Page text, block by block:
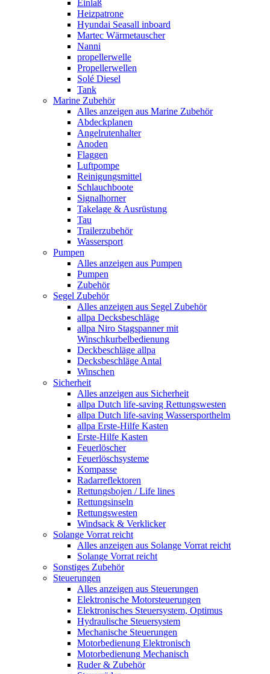
Einlaß
Heizpatrone
Hyundai Seasall inboard
Martec Wärmetauscher
Nanni
propellerwelle
Propellerwellen
Solé Diesel
Tank
Marine Zubehör
Alles anzeigen aus Marine Zubehör
Abdeckplanen
Angelrutenhalter
Anoden
Flaggen
Luftpompe
Reinigungsmittel
Schlauchboote
Signalhorner
Takelage & Ausrüstung
Tau
Trailerzubehör
Wassersport
Pumpen
Alles anzeigen aus Pumpen
Pumpen
Zubehör
Segel Zubehör
Alles anzeigen aus Segel Zubehör
allpa Decksbeschläge
allpa Niro Stagspanner mit
Winschkurbelbedienung
Deckbeschläge allpa
Decksbeschläge Antal
Winschen
Sicherheit
Alles anzeigen aus Sicherheit
allpa Dutch life-saving Rettungswesten
allpa Dutch life-saving Wassersporthelm
allpa Erste-Hilfe Kasten
Erste-Hilfe Kasten
Feuerlöscher
Feuerlöschsysteme
Kompasse
Radarreflektoren
Rettungsbojen / Life lines
Rettungsinseln
Rettungswesten
Windsack & Verklicker
Solange Vorrat reicht
Alles anzeigen aus Solange Vorrat reicht
Solange Vorrat reicht
Sonstiges Zubehör
Steuerungen
Alles anzeigen aus Steuerungen
Elektronische Motorsteuerungen
Elektronisches Steuersystem, Optimus
Hydraulische Steuersystem
Mechanische Steuerungen
Motorbedienung Elektronisch
Motorbedienung Mechanisch
Ruder & Zubehör